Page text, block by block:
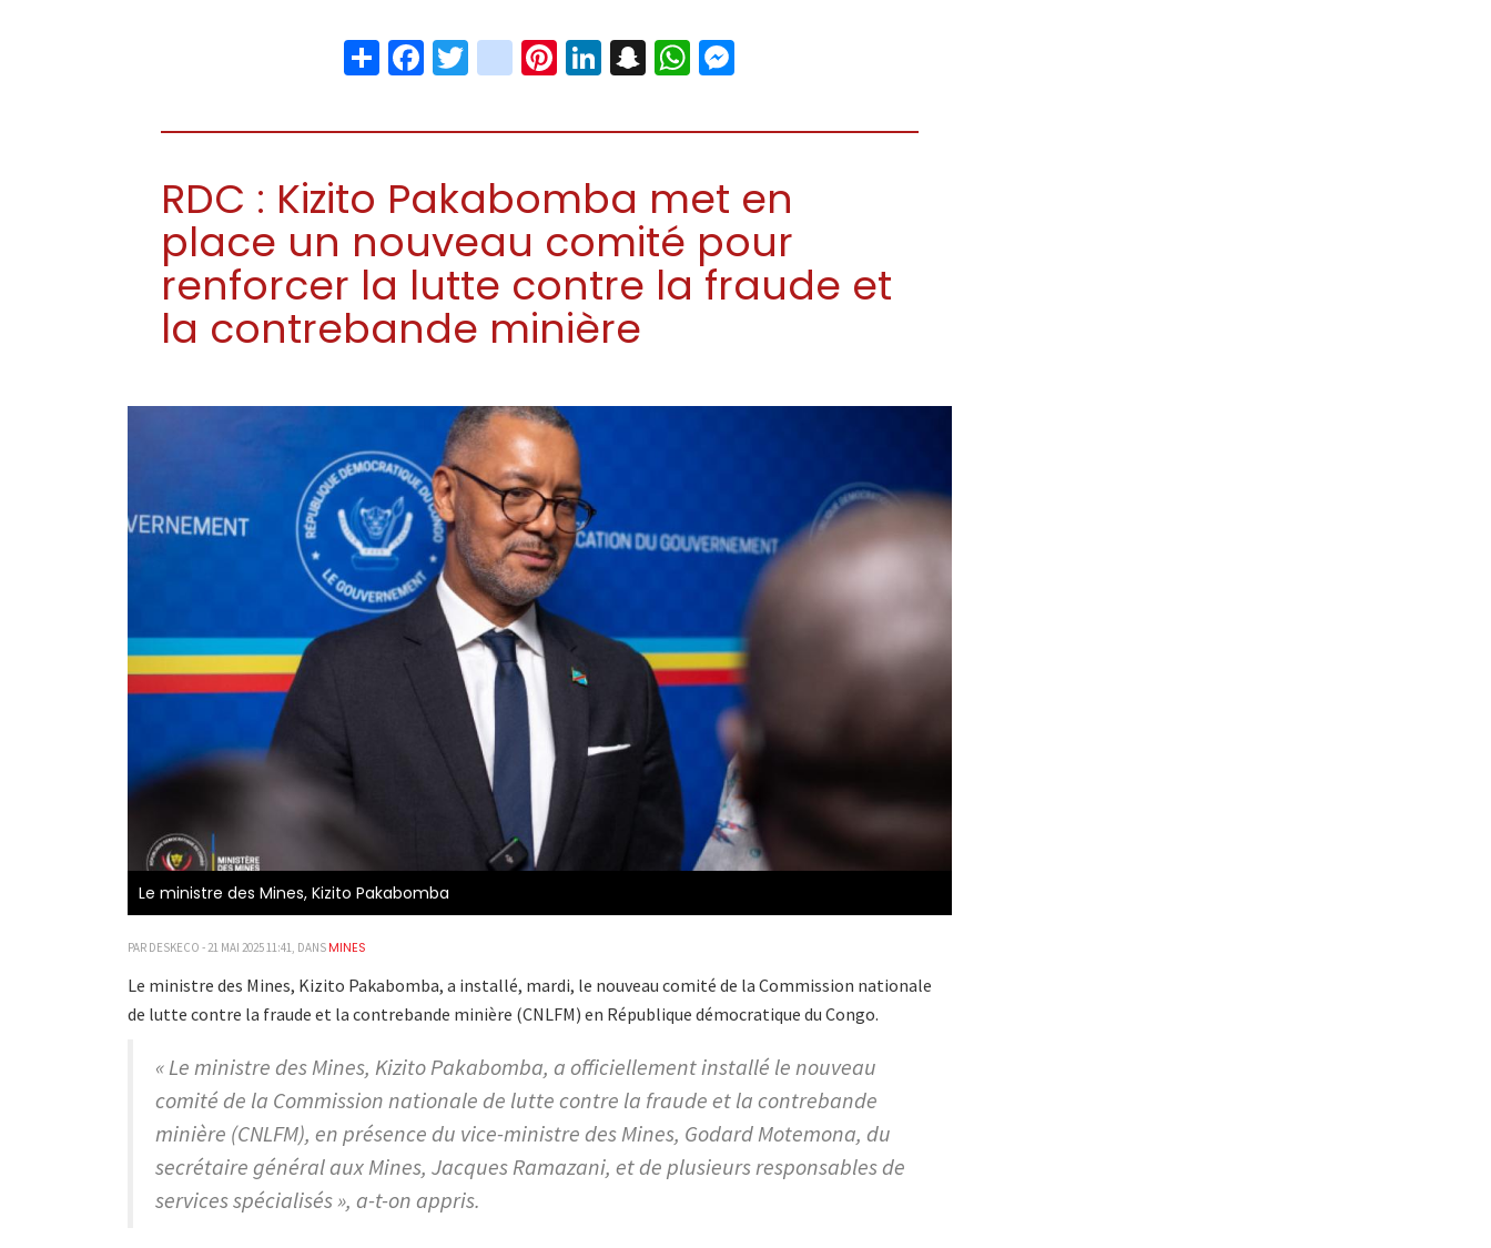
ShareFacebook
Twitter
instagram
Pinterest
LinkedIn
Snapchat
WhatsApp
RDC : Kizito Pakabomba met en
place un nouveau comité pour
renforcer la lutte contre la fraude et
la contrebande minière
Le ministre des Mines, Kizito Pakabomba
PAR DESKECO - 21 MAI 2025 11:41, DANS MINES
Le ministre des Mines, Kizito Pakabomba, a installé, mardi, le nouveau comité de la Commission nationale
de lutte contre la fraude et la contrebande minière (CNLFM) en République démocratique du Congo.
« Le ministre des Mines, Kizito Pakabomba, a officiellement installé le nouveau
comité de la Commission nationale de lutte contre la fraude et la contrebande
minière (CNLFM), en présence du vice-ministre des Mines, Godard Motemona, du
secrétaire général aux Mines, Jacques Ramazani, et de plusieurs responsables de
services spécialisés », a-t-on appris.